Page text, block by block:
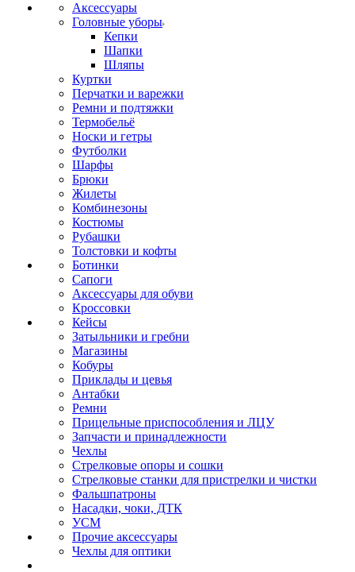
Аксессуары
Головные уборы
Кепки
Шапки
Шляпы
Куртки
Перчатки и варежки
Ремни и подтяжки
Термобельё
Носки и гетры
Футболки
Шарфы
Брюки
Жилеты
Комбинезоны
Костюмы
Рубашки
Толстовки и кофты
Ботинки
Сапоги
Аксессуары для обуви
Кроссовки
Кейсы
Затыльники и гребни
Магазины
Кобуры
Приклады и цевья
Антабки
Ремни
Прицельные приспособления и ЛЦУ
Запчасти и принадлежности
Чехлы
Стрелковые опоры и сошки
Стрелковые станки для пристрелки и чистки
Фальшпатроны
Насадки, чоки, ДТК
УСМ
Прочие аксессуары
Чехлы для оптики